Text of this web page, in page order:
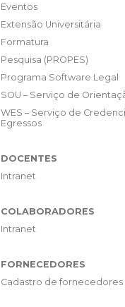
Eventos
Extensão Universitária
Formatura
Pesquisa (PROPES)
Programa Software Legal
SOU – Serviço de
WES – Serviço de
Egressos
DOCENTES
Intranet
COLABORADORES
Intranet
FORNECEDORES
Cadastro de fornecedores